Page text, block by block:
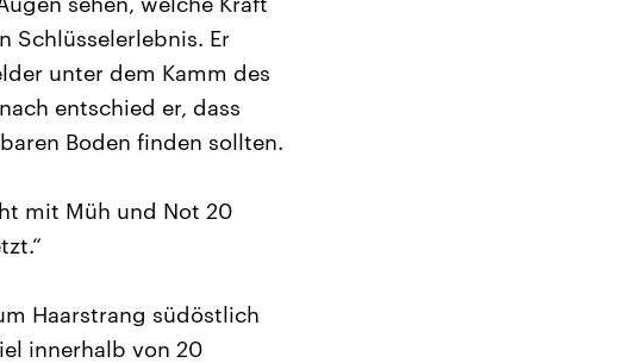
Schlüsselerlebnis. Er
unter dem Kamm des
entschied er, dass
Boden finden sollten.
mit Müh und Not 20
Haarstrang südöstlich
innerhalb von 20